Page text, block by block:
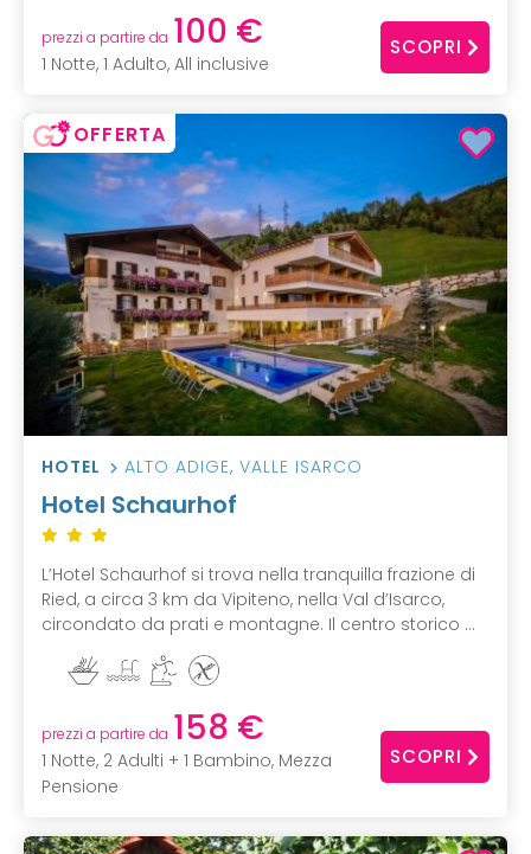
prezzi a partire da 100 €
1 Notte, 1 Adulto, All inclusive
SCOPRI
OFFERTA
HOTEL ALTO ADIGE, VALLE ISARCO
Hotel Schaurhof
L’Hotel Schaurhof si trova nella tranquilla frazione di
Ried, a circa 3 km da Vipiteno, nella Val d’Isarco,
circondato da prati e montagne. Il centro storico ...
prezzi a partire da 158 €
1 Notte, 2 Adulti + 1 Bambino, Mezza
Pensione
SCOPRI